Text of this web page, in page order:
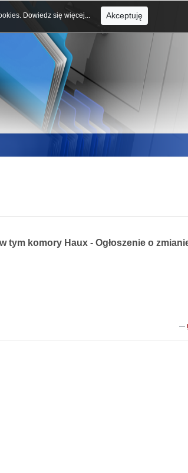
tym komory Haux - Ogłoszenie o
Dowiedz się więcej... Akceptuję